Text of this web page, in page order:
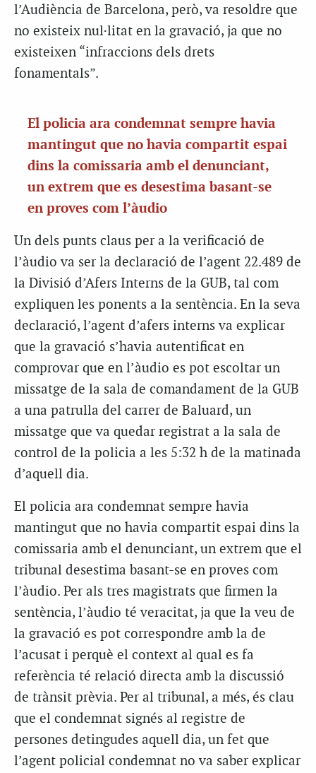
l’Audiència de Barcelona, però, va resoldre que
no existeix nul·litat en la gravació, ja que no
existeixen “infraccions dels drets
fonamentals”.
El policia ara condemnat sempre havia
mantingut que no havia compartit espai
dins la comissaria amb el denunciant,
un extrem que es desestima basant-se
en proves com l’àudio
Un dels punts claus per a la verificació de
l’àudio va ser la declaració de l’agent 22.489 de
la Divisió d’Afers Interns de la GUB, tal com
expliquen les ponents a la sentència. En la seva
declaració, l’agent d’afers interns va explicar
que la gravació s’havia autentificat en
comprovar que en l’àudio es pot escoltar un
missatge de la sala de comandament de la GUB
a una patrulla del carrer de Baluard, un
missatge que va quedar registrat a la sala de
control de la policia a les 5:32 h de la matinada
d’aquell dia.
El policia ara condemnat sempre havia
mantingut que no havia compartit espai dins la
comissaria amb el denunciant, un extrem que el
tribunal desestima basant-se en proves com
l’àudio. Per als tres magistrats que firmen la
sentència, l’àudio té veracitat, ja que la veu de
la gravació es pot correspondre amb la de
l’acusat i perquè el context al qual es fa
referència té relació directa amb la discussió
de trànsit prèvia. Per al tribunal, a més, és clau
que el condemnat signés al registre de
persones detingudes aquell dia, un fet que
l’agent policial condemnat no va saber explicar